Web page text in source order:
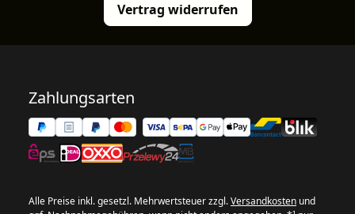
Vertrag widerrufen
Zahlungsarten
Alle Preise inkl. gesetzl. Mehrwertsteuer zzgl.Versandkosten und